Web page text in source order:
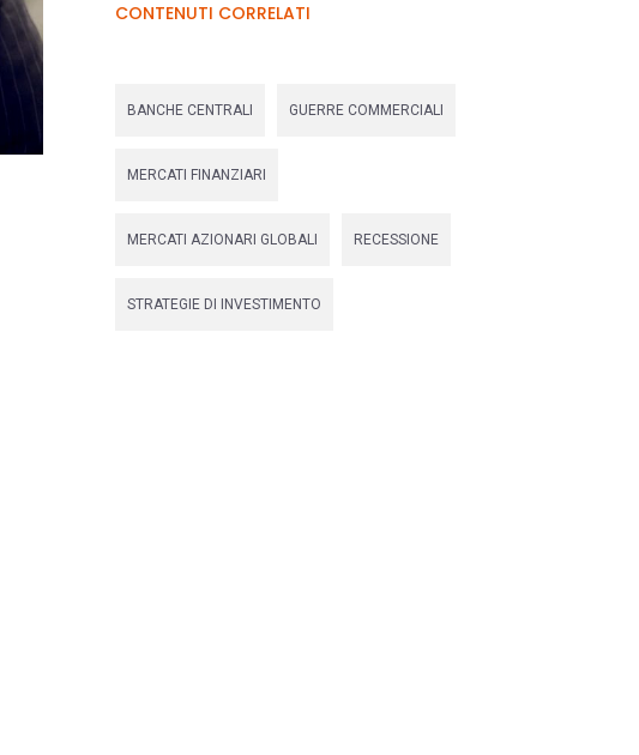
CONTENUTI CORRELATI
BANCHE CENTRALI GUERRE COMMERCIALI
MERCATI FINANZIARI
MERCATI AZIONARI GLOBALI RECESSIONE
STRATEGIE DI INVESTIMENTO